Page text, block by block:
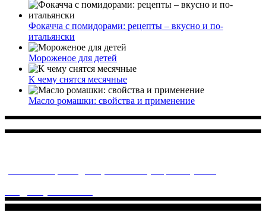
Фокачча с помидорами: рецепты – вкусно и по-
итальянски
Мороженое для детей
К чему снятся месячные
Масло ромашки: свойства и применение